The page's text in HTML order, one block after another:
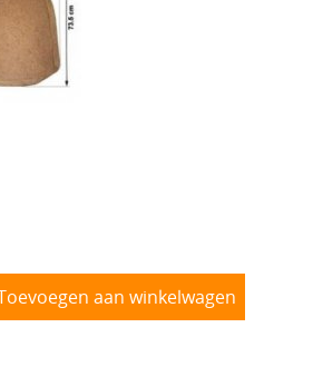
EN VERSNELLINGSBAK